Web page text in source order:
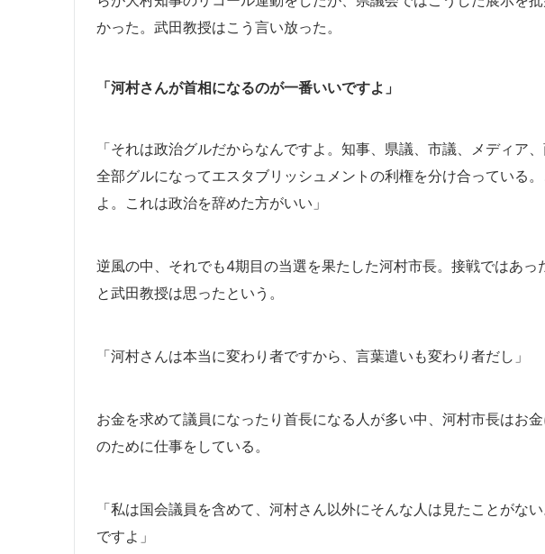
かった。武田教授はこう言い放った。
「河村さんが首相になるのが一番いいですよ」
「それは政治グルだからなんですよ。知事、県議、市議、メディア
全部グルになってエスタブリッシュメントの利権を分け合っている
よ。これは政治を辞めた方がいい」
逆風の中、それでも4期目の当選を果たした河村市長。接戦ではあっ
と武田教授は思ったという。
「河村さんは本当に変わり者ですから、言葉遣いも変わり者だし」
お金を求めて議員になったり首長になる人が多い中、河村市長はお
のために仕事をしている。
「私は国会議員を含めて、河村さん以外にそんな人は見たことがな
ですよ」